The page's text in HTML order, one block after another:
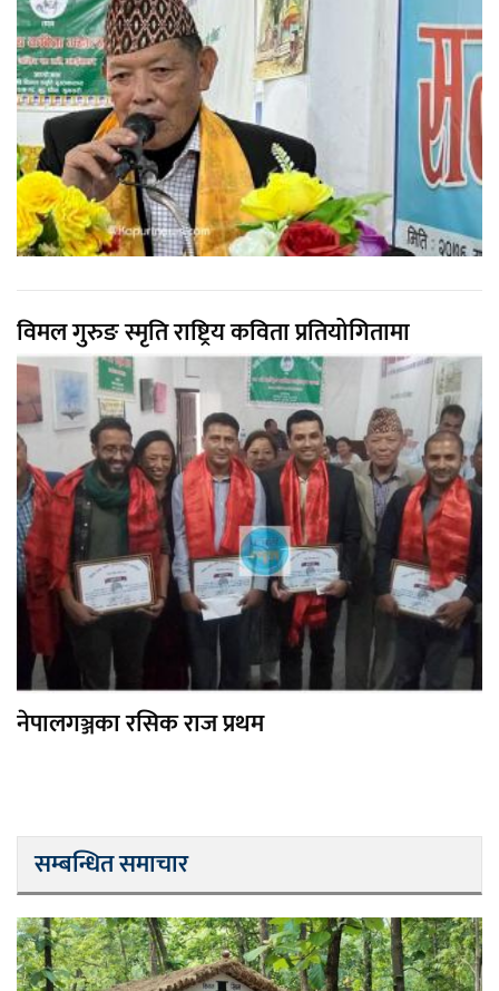
विमल गुरुङ स्मृति राष्ट्रिय कविता प्रतियोगितामा
नेपालगञ्जका रसिक राज प्रथम
सम्बन्धित समाचार